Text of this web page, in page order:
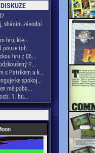
sháním závodní
hru, kte...
pouze toh...
hru z C6...
R...
s Patrikem a k...
ke spokoj...
mě poba...
1. bu...